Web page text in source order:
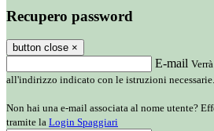
Recupero password
button close ×
E-mail
all'indirizzo indicato con le istruzioni necessarie.
Non hai una e-mail associata al nome utente?
tramite la Login Spaggiari